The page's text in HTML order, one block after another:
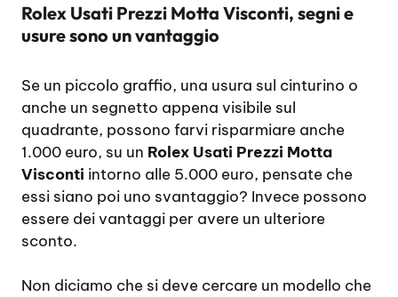
Rolex Usati Prezzi Motta Visconti, segni e
usure sono un vantaggio
Se un piccolo graffio, una usura sul cinturino o
anche un segnetto appena visibile sul
quadrante, possono farvi risparmiare anche
1.000 euro, su un Rolex Usati Prezzi Motta
Visconti intorno alle 5.000 euro, pensate che
essi siano poi uno svantaggio? Invece possono
essere dei vantaggi per avere un ulteriore
sconto.
Non diciamo che si deve cercare un modello che